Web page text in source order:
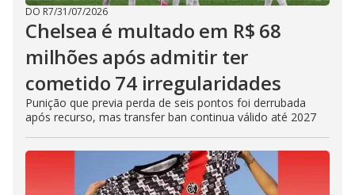
DO R7/31/07/2026
Chelsea é multado em R$ 68
milhões após admitir ter
cometido 74 irregularidades
Punição que previa perda de seis pontos foi derrubada
após recurso, mas transfer ban continua válido até 2027